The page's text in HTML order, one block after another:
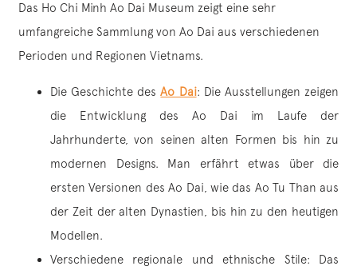
Das Ho Chi Minh Ao Dai Museum zeigt eine sehr
umfangreiche Sammlung von Ao Dai aus verschiedenen
Perioden und Regionen Vietnams.
Die Geschichte desAo Dai: Die Ausstellungen zeigen
die Entwicklung des Ao Dai im Laufe der
Jahrhunderte, von seinen alten Formen bis hin zu
modernen Designs. Man erfährt etwas über die
ersten Versionen des Ao Dai, wie das Ao Tu Than aus
der Zeit der alten Dynastien, bis hin zu den heutigen
Modellen.
Verschiedene regionale und ethnische Stile: Das